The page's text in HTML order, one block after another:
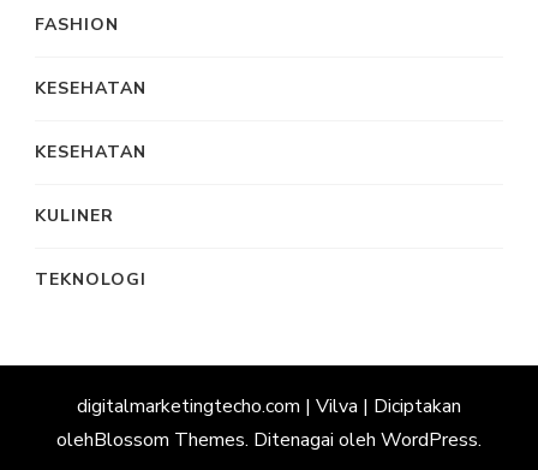
FASHION
KESEHATAN
KESEHATAN
KULINER
TEKNOLOGI
digitalmarketingtecho.com | Vilva | Diciptakan
olehBlossom Themes. Ditenagai oleh WordPress.